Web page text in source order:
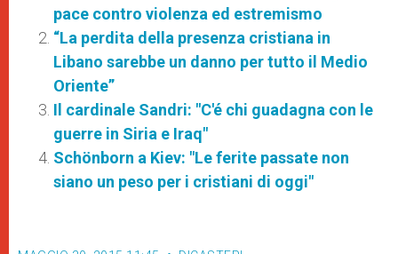
pace contro violenza ed estremismo
“La perdita della presenza cristiana in
Libano sarebbe un danno per tutto il Medio
Oriente”
Il cardinale Sandri: "C'é chi guadagna con le
guerre in Siria e Iraq"
Schönborn a Kiev: "Le ferite passate non
siano un peso per i cristiani di oggi"